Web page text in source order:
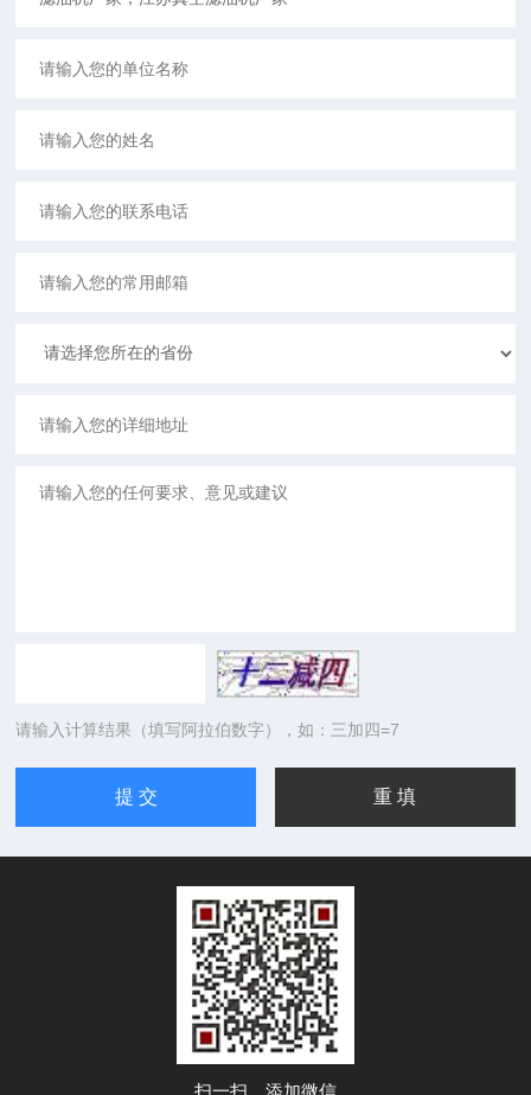
请输入计算结果（填写阿拉伯数字），如：三加四=7
扫一扫，添加微信